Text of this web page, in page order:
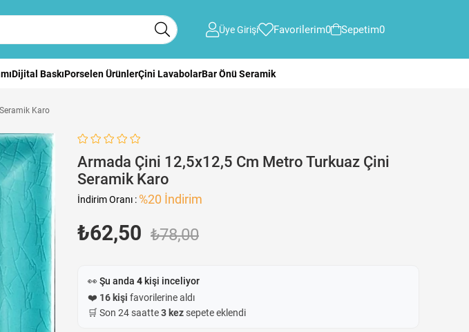
Üye Girişi Favorilerim0 Sepetim0
Dijital BaskıPorselen ÜrünlerÇini LavabolarBar Önü Seramik
Karo
Armada Çini 12,5x12,5 Cm Metro Turkuaz Çini
Seramik Karo
İndirim Oranı : %20 İndirim
₺78,00
₺62,50
👀 Şu anda 4 kişi inceliyor
❤️ 16 kişi favorilerine aldı
🛒 Son 24 saatte3 kezsepete eklendi